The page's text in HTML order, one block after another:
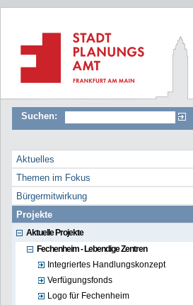
Suchen:
Aktuelles
Themen im Fokus
Bürgermitwirkung
Projekte
Aktuelle Projekte
Fechenheim - Lebendige Zentren
Integriertes Handlungskonzept
Verfügungsfonds
Logo für Fechenheim